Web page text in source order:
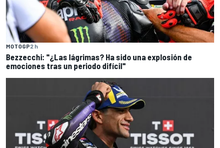
MOTOGP2 h
Bezzecchi: "¿Las lágrimas? Ha sido una explosión de
emociones tras un periodo difícil"